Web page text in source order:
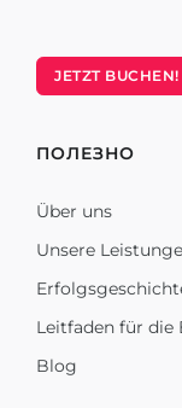
JETZT BUCHEN!
ПОЛЕЗНО
Über uns
Unsere
Leitfaden für die
Blog